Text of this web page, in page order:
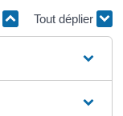
Tout déplier